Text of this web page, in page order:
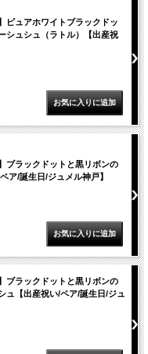
ピュアホワイトブラックドッ
シュシュ（ラトル）【出産祝
ブラックドットと黒リボンの
ア/誕生日/ジュメル神戸】
ブラックドットと黒リボンの
ュ【出産祝い/ペア/誕生日/ジュ